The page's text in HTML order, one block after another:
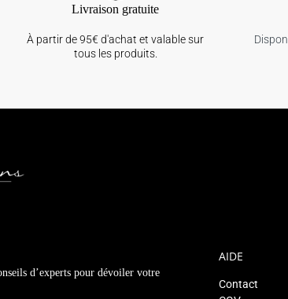
Livraison gratuite
À partir de 95€ d'achat et valable sur
tous les produits.
d’experts pour dévoiler votre
AIDE
Contact